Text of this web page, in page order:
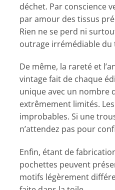
déchet. Par conscience
par amour des tissus
Rien ne se perd ni
outrage irrémédiable du
De même, la rareté et
vintage fait de chaque
unique avec un nombre
extrêmement limités.
improbables. Si une
n’attendez pas pour
Enfin, étant de
pochettes peuvent
motifs légèrement